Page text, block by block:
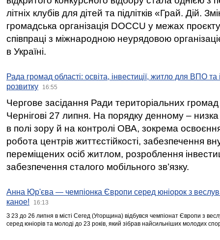
літніх клубів для дітей та підлітків «Грай. Дій.
громадська організація DOCCU у межах
співпраці з міжнародною неурядовою
в Україні.
Рада громад області: освіта, інвестиції, житло для ВПО
розвитку
16:55
Чергове засідання Ради територіальних громад
Чернігові 27 липня. На порядку денному –
в полі зору й на контролі ОВА, зокрема освоєння
робота центрів життєстійкості, забезпечення
переміщених осіб житлом, розроблення
забезпечення сталого мобільного зв’язку.
Анна Юр'єва — чемпіонка Європи серед юніорок з
каное!
16:13
З 23 до 26 липня в місті Сегед (Угорщина) відбувся чемпіонат Європи з
серед юніорів та молоді до 23 років, який зібрав найсильніших молодих